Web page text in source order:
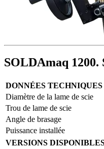
SOLDAmaq
DONNÉES TECHNIQUES
Diamètre de la lame de scie
Trou de lame de scie
Angle de brasage
Puissance installée
VERSIONS